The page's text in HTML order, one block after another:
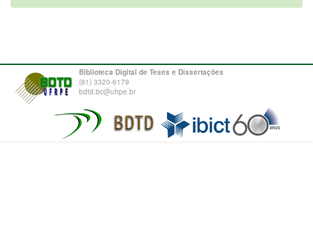
Biblioteca Digital de Teses e Dissertações
(81) 3320-6179
bdtd.bc@ufrpe.br